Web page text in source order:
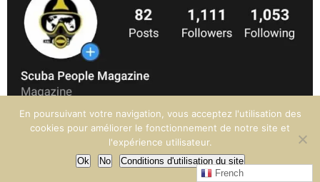
En poursuivant votre navigation, vous acceptez l'utilisation des
cookies pour améliorer le fonctionnement de notre site et
l'expérience utilisateur.
Ok No
Conditions d'utilisation du site
French